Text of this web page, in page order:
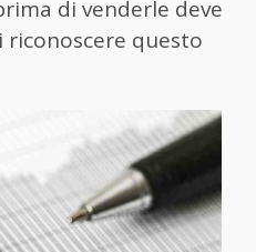
di venderle deve
questo